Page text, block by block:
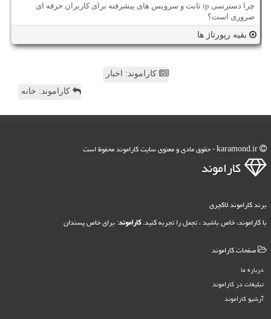
چرا دسترسی ip ثابت و سرویس های پیشرفته برای کاربران حرفه ای
ضروری است؟
بقیه رپورتاژ ها
کاراموند: اخبار
کاراموند: خانه
كاراموند
برند کاراموند لاکچری
با کاراموند، خاص باشید ، تجمل را تجربه کنید.کاراموند: برای خاص پسندان
صفحات كاراموند
درباره ما
تبلیغات در كاراموند
آرشیو كاراموند